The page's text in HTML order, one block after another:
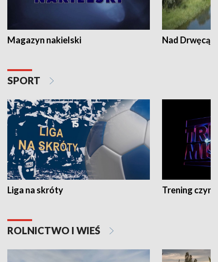
Magazyn nakielski Nad Drwęcą
SPORT
Liga na skróty Trening czyni
ROLNICTWO I WIEŚ